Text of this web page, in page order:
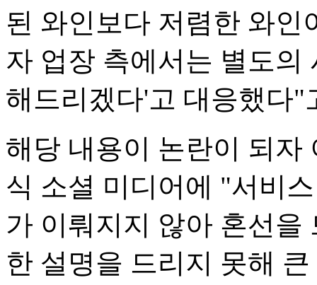
된 와인보다 저렴한 와
자 업장 측에서는 별도의
해드리겠다'고 대응했다"
해당 내용이 논란이 되자
식 소셜 미디어에 "서비
가 이뤄지지 않아 혼선을
한 설명을 드리지 못해